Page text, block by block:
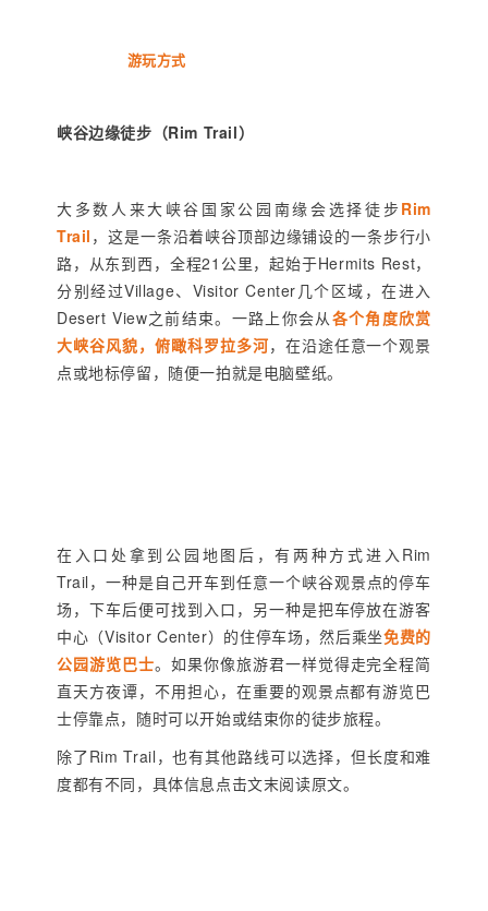
游玩方式
峡谷边缘徒步（Rim Trail）
大多数人来大峡谷国家公园南缘会选择徒步Rim
Trail ，这是一条沿着峡谷顶部边缘铺设的一条步行小
路，从东到西，全程21公里，起始于Hermits Rest，
分别经过Village、Visitor Center几个区域，在进入
Desert View之前结束。一路上你会从 各个角度欣赏
大峡谷风貌，俯瞰科罗拉多河，在沿途任意一个观景
点或地标停留，随便一拍就是电脑壁纸。
在入口处拿到公园地图后，有两种方式进入Rim
Trail，一种是自己开车到任意一个峡谷观景点的停车
场，下车后便可找到入口，另一种是把车停放在游客
中心（Visitor Center）的住停车场，然后乘坐免费的
公园游览巴士。如果你像旅游君一样觉得走完全程简
直天方夜谭，不用担心，在重要的观景点都有游览巴
士停靠点，随时可以开始或结束你的徒步旅程。
除了Rim Trail，也有其他路线可以选择，但长度和难
度都有不同，具体信息点击文末阅读原文。